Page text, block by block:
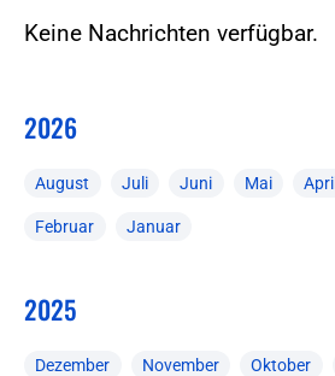
Keine Nachrichten verfügbar.
2026
August Juli Juni Mai April
Februar Januar
2025
Dezember November Oktober